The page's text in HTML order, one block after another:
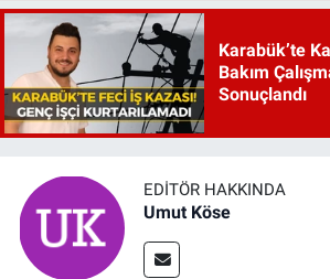
Karabük’te
Bakım
Sonuçlandı
EDITÖR HAKKINDA
Umut Köse